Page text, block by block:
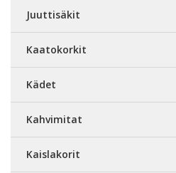
Juuttisäkit
Kaatokorkit
Kädet
Kahvimitat
Kaislakorit